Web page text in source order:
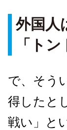
外国人
「トン
で、そう
得したと
戦い」と